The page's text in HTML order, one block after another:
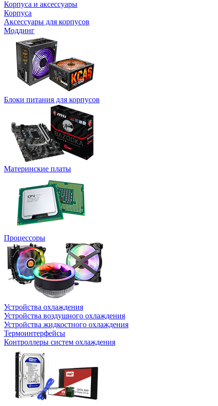
Корпуса и аксессуары
Корпуса
Аксессуары для корпусов
Моддинг
Блоки питания для корпусов
Материнские платы
Процессоры
Устройства охлаждения
Устройства воздушного охлаждения
Устройства жидкостного охлаждения
Термоинтерфейсы
Контроллеры систем охлаждения